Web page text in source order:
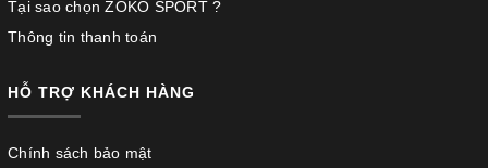
Tại sao chọn ZOKO SPORT ?
Thông tin thanh toán
HỖ TRỢ KHÁCH HÀNG
Chính sách bảo mật